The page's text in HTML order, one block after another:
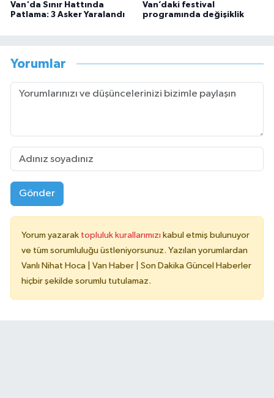
Van'da Sınır Hattında
Patlama: 3 Asker Yaralandı
Van’daki festival
programında değişiklik
Yorumlar
Gönder
Yorum yazarak topluluk kurallarımızı kabul etmiş bulunuyor
ve tüm sorumluluğu üstleniyorsunuz. Yazılan yorumlardan
Vanlı Nihat Hoca | Van Haber | Son Dakika Güncel Haberler
hiçbir şekilde sorumlu tutulamaz.